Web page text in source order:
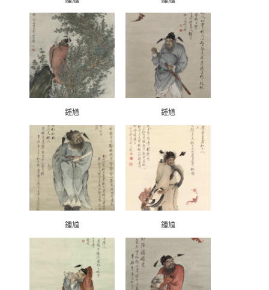
鍾馗 鍾馗
鍾馗 鍾馗